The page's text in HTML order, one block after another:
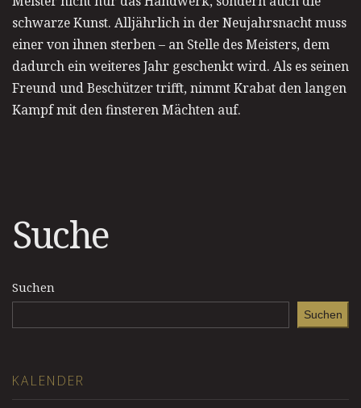
schwarze Kunst. Alljährlich in der Neujahrsnacht muss
einer von ihnen sterben – an Stelle des Meisters, dem
dadurch ein weiteres Jahr geschenkt wird. Als es seinen
Freund und Beschützer trifft, nimmt Krabat den langen
Kampf mit den finsteren Mächten auf.
Suche
Suchen
Suchen
KALENDER